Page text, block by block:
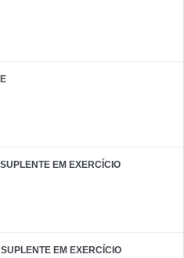
EM EXERCÍCIO
EM EXERCÍCIO